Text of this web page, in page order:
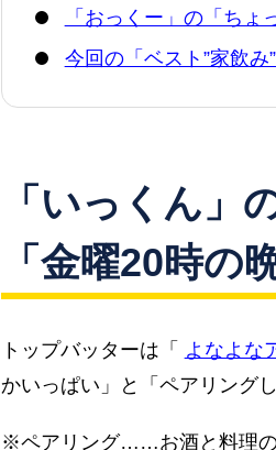
「おっくー」の「ちょ
今回の「ベスト”家飲
「いっくん」
「金曜20時の
トップバッターは「 よなよな
かいっぱい」と「ペアリング
※ペアリング……お酒と料理の